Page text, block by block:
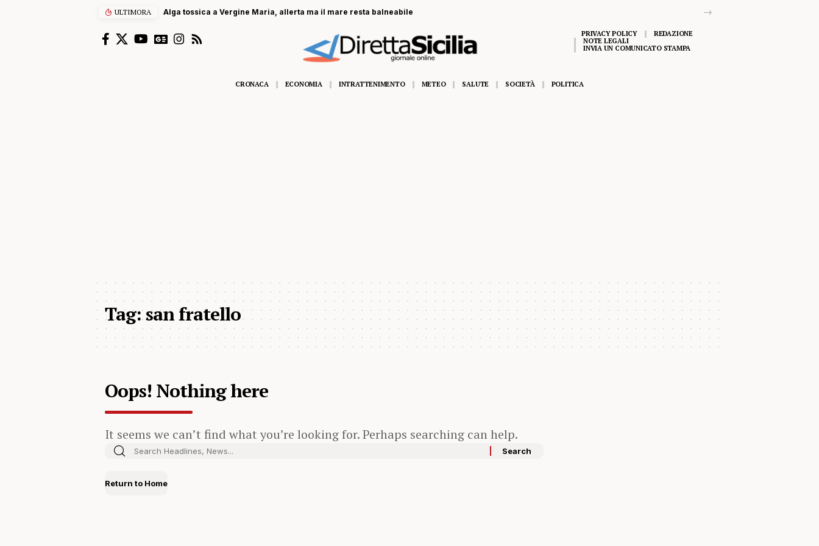
ULTIMORA Alga tossica a Vergine Maria, allerta ma il mare resta balneabile
PRIVACY POLICY
REDAZIONE
NOTE LEGALI
INVIA UN COMUNICATO STAMPA
CRONACA ECONOMIA INTRATTENIMENTO METEO SALUTE SOCIETÀ POLITICA
Tag:san fratello
Oops! Nothing here
It seems we can’t find what you’re looking for. Perhaps searching can help.
Return to Home